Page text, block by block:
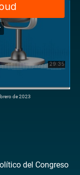
de 2023
del Congreso